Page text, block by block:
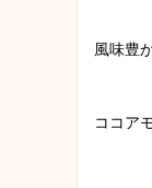
風味豊
ココア